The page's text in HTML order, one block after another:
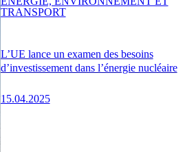
L’UE lance un examen des besoins
d’investissement dans l’énergie nucléaire
15.04.2025
TRANSPORT